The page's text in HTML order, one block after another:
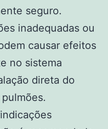
seguro.
inadequadas ou
causar efeitos
no sistema
direta do